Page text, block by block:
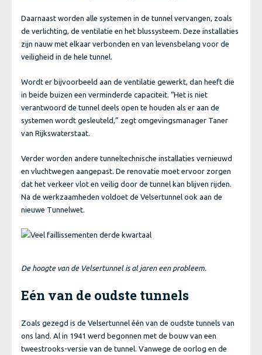
Daarnaast worden alle systemen in de tunnel vervangen, zoals
de verlichting, de ventilatie en het blussysteem. Deze installaties
zijn nauw met elkaar verbonden en van levensbelang voor de
veiligheid in de hele tunnel.
Wordt er bijvoorbeeld aan de ventilatie gewerkt, dan heeft die
in beide buizen een verminderde capaciteit. “Het is niet
verantwoord de tunnel deels open te houden als er aan de
systemen wordt gesleuteld,” zegt omgevingsmanager Taner
van Rijkswaterstaat.
Verder worden andere tunneltechnische installaties vernieuwd
en vluchtwegen aangepast. De renovatie moet ervoor zorgen
dat het verkeer vlot en veilig door de tunnel kan blijven rijden.
Na de werkzaamheden voldoet de Velsertunnel ook aan de
nieuwe Tunnelwet.
De hoogte van de Velsertunnel is al jaren een probleem.
Eén van de oudste tunnels
Zoals gezegd is de Velsertunnel één van de oudste tunnels van
ons land. Al in 1941 werd begonnen met de bouw van een
tweestrooks-versie van de tunnel. Vanwege de oorlog en de